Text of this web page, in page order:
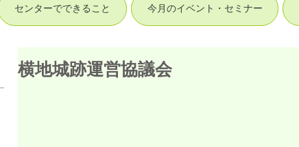
センターでできること 今月のイベント・セミナー
横地城跡運営協議会